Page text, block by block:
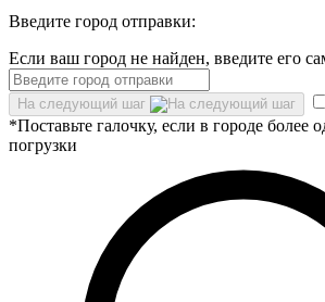
Введите город отправки:
Если ваш город не найден, введите его
На следующий шаг
*Поставьте галочку, если в городе более
погрузки